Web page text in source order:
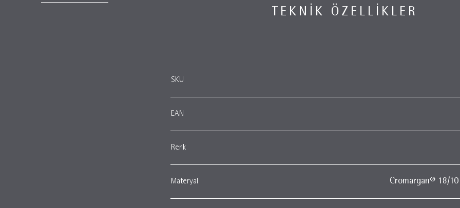
TEKNIK ÖZELLIKLER
SKU
EAN
Renk
Materyal Cromargan® 18/10